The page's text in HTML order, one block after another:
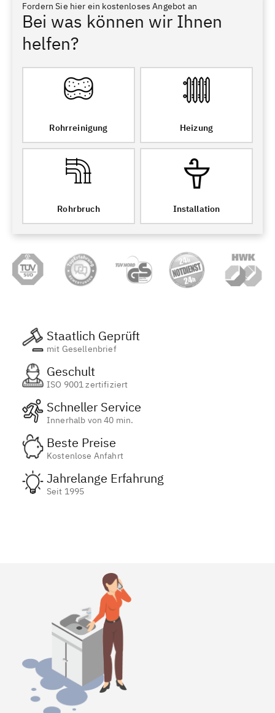
Fordern Sie hier ein kostenloses Angebot an
Bei was können wir Ihnen
helfen?
Rohrreinigung Heizung
Rohrbruch Installation
Staatlich Geprüft
mit Gesellenbrief
Geschult
ISO 9001 zertifiziert
Schneller Service
Innerhalb von 40 min.
Beste Preise
Kostenlose Anfahrt
Jahrelange Erfahrung
Seit 1995